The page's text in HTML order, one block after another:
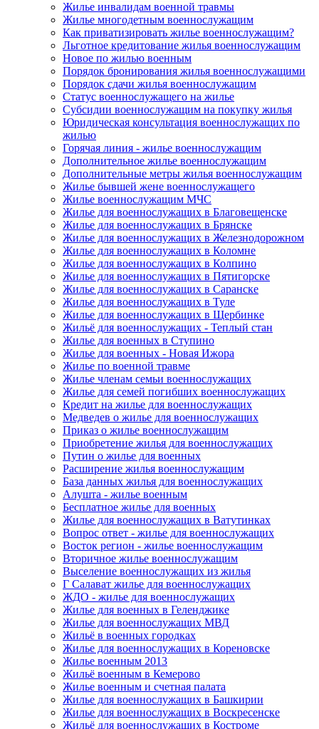
Жилье инвалидам военной травмы
Жилье многодетным военнослужащим
Как приватизировать жилье военнослужащим?
Льготное кредитование жилья военнослужащим
Новое по жилью военным
Порядок бронирования жилья военнослужащими
Порядок сдачи жилья военнослужащим
Статус военнослужащего на жилье
Субсидии военнослужащим на покупку жилья
Юридическая консультация военнослужащих по
жилью
Горячая линия - жилье военнослужащим
Дополнительное жилье военнослужащим
Дополнительные метры жилья военнослужащим
Жилье бывшей жене военнослужащего
Жилье военнослужащим МЧС
Жилье для военнослужащих в Благовещенске
Жилье для военнослужащих в Брянске
Жилье для военнослужащих в Железнодорожном
Жилье для военнослужащих в Коломне
Жилье для военнослужащих в Колпино
Жилье для военнослужащих в Пятигорске
Жилье для военнослужащих в Саранске
Жилье для военнослужащих в Туле
Жилье для военнослужащих в Щербинке
Жильё для военнослужащих - Теплый стан
Жилье для военных в Ступино
Жилье для военных - Новая Ижора
Жилье по военной травме
Жилье членам семьи военнослужащих
Жилье для семей погибших военнослужащих
Кредит на жилье для военнослужащих
Медведев о жилье для военнослужащих
Приказ о жилье военнослужащим
Приобретение жилья для военнослужащих
Путин о жилье для военных
Расширение жилья военнослужащим
База данных жилья для военнослужащих
Алушта - жилье военным
Бесплатное жилье для военных
Жилье для военнослужащих в Ватутинках
Вопрос ответ - жилье для военнослужащих
Восток регион - жилье военнослужащим
Вторичное жилье военнослужащим
Выселение военнослужащих из жилья
Г Салават жилье для военнослужащих
ЖДО - жилье для военнослужащих
Жилье для военных в Геленджике
Жилье для военнослужащих МВД
Жильё в военных городках
Жилье для военнослужащих в Кореновске
Жилье военным 2013
Жильё военным в Кемерово
Жилье военным и счетная палата
Жилье для военнослужащих в Башкирии
Жилье для военнослужащих в Воскресенске
Жильё для военнослужащих в Костроме